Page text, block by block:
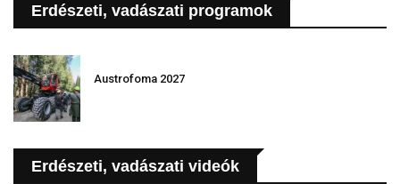
Erdészeti, vadászati programok
Austrofoma 2027
Erdészeti, vadászati videók